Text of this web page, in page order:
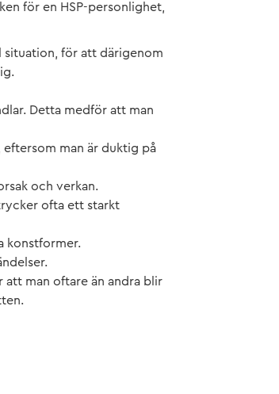
för en HSP-personlighet,
situation, för att därigenom
Detta medför att man
eftersom man är duktig på
och verkan.
ofta ett starkt
konstformer.
att man oftare än andra blir